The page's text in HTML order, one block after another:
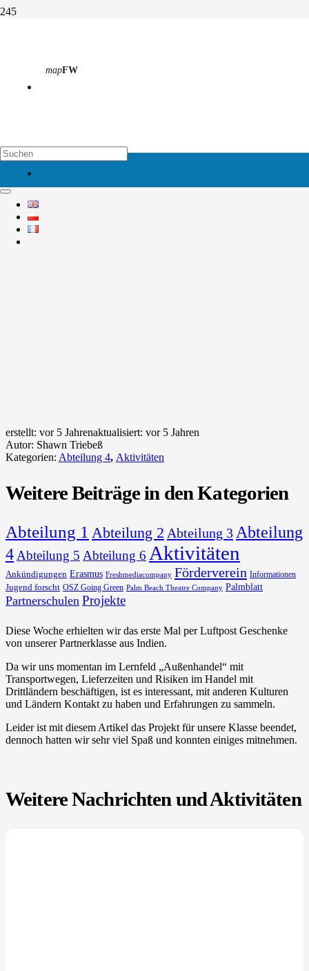
mapFW
Aktivitäten
erstellt: vor 5 Jahrenaktualisiert: vor 5 Jahren
Autor: Shawn Triebeß
Kategorien: Abteilung 4, Aktivitäten
Weitere Beiträge in den Kategorien
Abteilung 1 Abteilung 2 Abteilung 3 Abteilung
4 Abteilung 5 Abteilung 6 Aktivitäten
Ankündigungen Erasmus Freshmediacompany Förderverein Informationen
Jugend forscht OSZ Going Green Palm Beach Theatre Company Palmblatt
Partnerschulen Projekte
Diese Woche erhielten wir das erste Mal per Luftpost Geschenke
von unserer Partnerklasse aus Indien.
Da wir uns momentan im Lernfeld „Außenhandel“ mit
Transportwegen, Lieferzeiten und Risiken im Handel mit
Drittländern beschäftigen, ist es interessant, mit anderen Kulturen
und Ländern Kontakt zu haben und Erfahrungen zu sammeln.
Leider ist mit diesem Artikel das Projekt für unsere Klasse beendet,
dennoch hatten wir sehr viel Spaß und konnten einiges mitnehmen.
Weitere Nachrichten und Aktivitäten